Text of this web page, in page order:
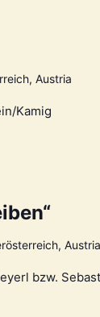
Austria
Kamig
Austria
bzw.